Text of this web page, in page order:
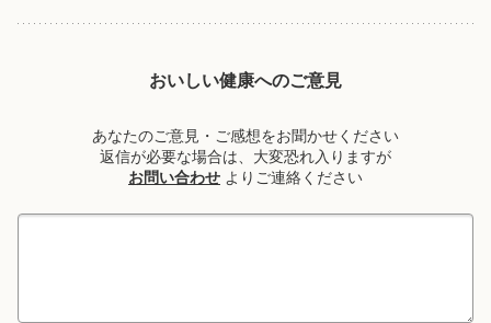
おいしい健康へのご意見
あなたのご意見・ご感想をお聞かせください
返信が必要な場合は、大変恐れ入りますが
お問い合わせ よりご連絡ください